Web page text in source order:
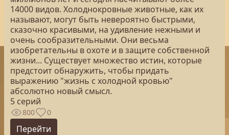
14000 видов. Холоднокровные животные, как их
называют, могут быть невероятно быстрыми,
сказочно красивыми, на удивление нежными и
очень сообразительными. Они весьма
изобретательны в охоте и в защите собственной
жизни... Существует множество истин, которые
предстоит обнаружить, чтобы придать
выражению "жизнь с холодной кровью"
абсолютно новый смысл.
5 серий
800 0
Перейти